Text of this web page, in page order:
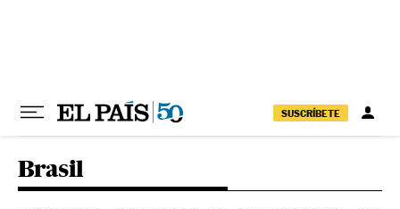
SUSCRÍBETE
Brasil